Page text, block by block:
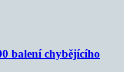
balení chybějícího